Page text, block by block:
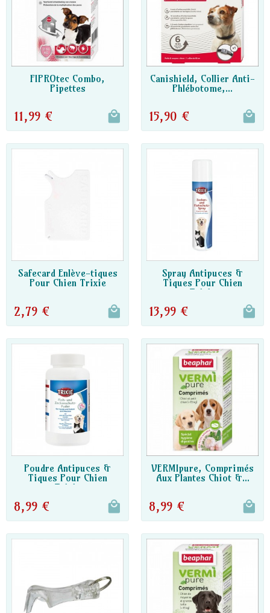
PRODUIT DISPONIBLE AVEC
D'AUTRES OPTIONS
FIPROtec Combo,
Pipettes
Antiparasitaire...
11,99 €
PRODUIT DISPONIBLE AVEC
D'AUTRES OPTIONS
Canishield, Collier Anti-
Phlébotome,...
15,90 €
DISPO PARTENAIRE
Safecard Enlève-tiques
Pour Chien Trixie
2,79 €
DISPO PARTENAIRE
Spray Antipuces &
Tiques Pour Chien
Trixie
13,99 €
DISPO PARTENAIRE
Poudre Antipuces &
Tiques Pour Chien
Trixie
8,99 €
DISPO PARTENAIRE
VERMIpure, Comprimés
Aux Plantes Chiot &...
8,99 €